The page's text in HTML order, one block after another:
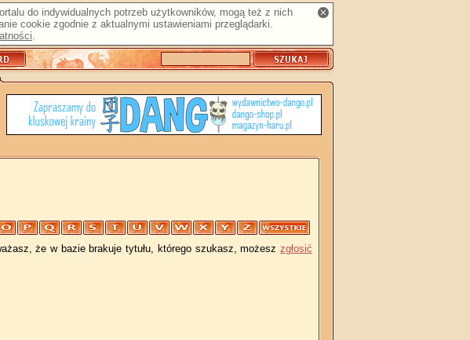
do indywidualnych potrzeb użytkowników, mogą też z nich
cookie zgodnie z aktualnymi ustawieniami przeglądarki.
.
że w bazie brakuje tytułu, którego szukasz, możesz zgłosić